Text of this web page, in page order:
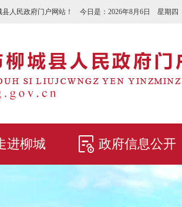
县人民政府门户网站！ 今日是： 2026年8月6日 星期四
进柳城 政府信息公开